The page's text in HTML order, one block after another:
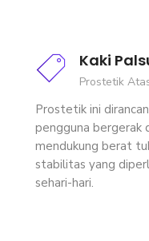
Kaki
Prostetik
Prostetik ini
pengguna bergerak
mendukung berat
stabilitas yang
sehari-hari.